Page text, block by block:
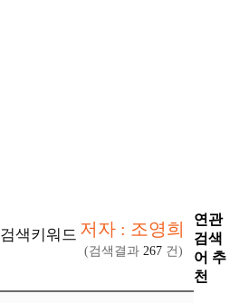
검색키워드 저자 : 조영희
(검색결과 267 건)
연관
검색
어 추
천